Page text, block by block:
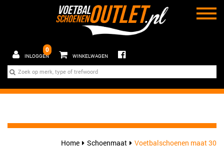
INLOGGEN
0
WINKELWAGEN
Home Schoenmaat Voetbalschoenen maat 30